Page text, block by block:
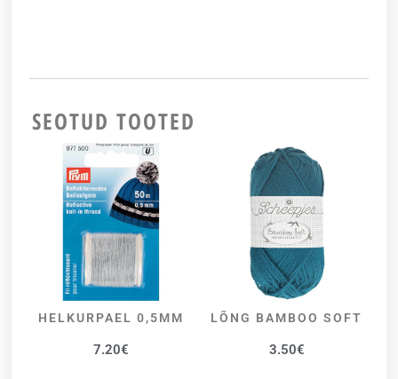
SEOTUD TOOTED
LISA KORVI
HELKURPAEL 0,5MM
7.20€
VALI
LÕNG BAMBOO SOFT
3.50€